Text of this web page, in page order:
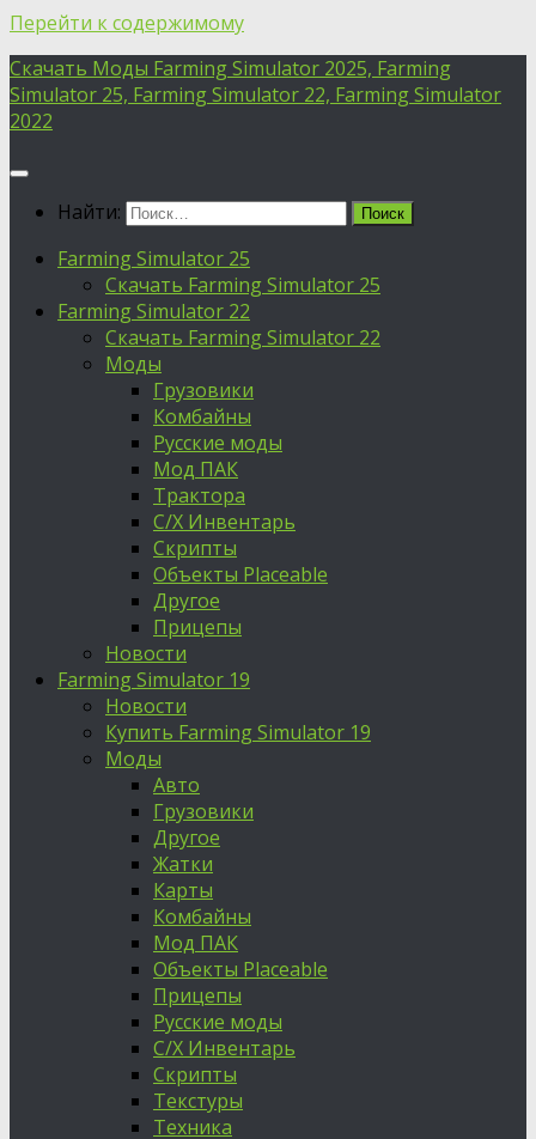
Перейти к содержимому
Скачать Моды Farming Simulator 2025, Farming
Simulator 25, Farming Simulator 22, Farming Simulator
2022
Найти:
Farming Simulator 25
Скачать Farming Simulator 25
Farming Simulator 22
Скачать Farming Simulator 22
Моды
Грузовики
Комбайны
Русские моды
Мод ПАК
Трактора
С/Х Инвентарь
Скрипты
Объекты Placeable
Другое
Прицепы
Новости
Farming Simulator 19
Новости
Купить Farming Simulator 19
Моды
Авто
Грузовики
Другое
Жатки
Карты
Комбайны
Мод ПАК
Объекты Placeable
Прицепы
Русские моды
С/Х Инвентарь
Скрипты
Текстуры
Техника